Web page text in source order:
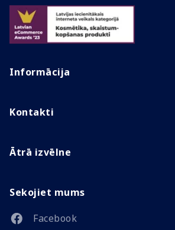
Informācija
Kontakti
Ātrā izvēlne
Sekojiet mums
Facebook